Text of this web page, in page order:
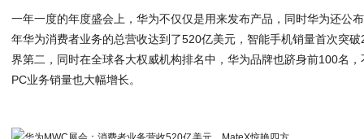
一年一度的年度盛会上，华为不仅仅是用来发布产品，同时华为还公
年华为消费者业务的总营收达到了520亿美元，智能手机销量首次突
界第二，同时在全球各大权威机构排名中，华为品牌也跻身前100名
PC业务销量也大幅增长。